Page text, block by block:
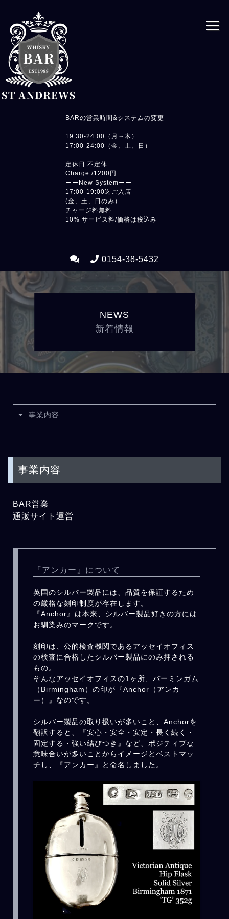
BARの営業時間&システムの変更
19:30-24:00（月～木）
17:00-24:00（金、土、日）
定休日:不定休
Charge /1200円
ーーNew Systemーー
17:00-19:00迄ご入店
(金、土、日のみ）
チャージ料無料
10% サービス料/価格は税込み
0154-38-5432
NEWS
新着情報
事業内容
事業内容
BAR営業
通販サイト運営
『アンカー』について
英国のシルバー製品には、品質を保証するため
の厳格な刻印制度が存在します。
『Anchor』は本来、シルバー製品好きの方には
お馴染みのマークです。
刻印は、公的検査機関であるアッセイオフィス
の検査に合格したシルバー製品にのみ押される
もの。
そんなアッセイオフィスの1ヶ所、バーミンガム
（Birmingham）の印が『Anchor（アンカ
ー）』なのです。
シルバー製品の取り扱いが多いこと、Anchorを
翻訳すると、『安心・安全・安定・長く続く・
固定する・強い結びつき』など、ポジティブな
意味合いが多いことからイメージとベストマッ
チし、『アンカー』と命名しました。